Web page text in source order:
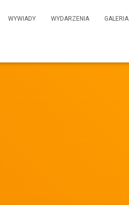
WYWIADY WYDARZENIA GALERIA